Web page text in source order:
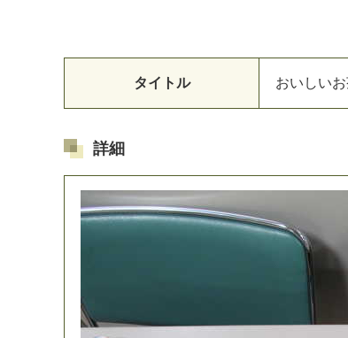
タイトル おい しいお
詳細
マイメディア検索